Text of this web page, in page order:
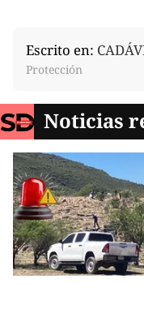
Escrito en:
Protección
Noticias